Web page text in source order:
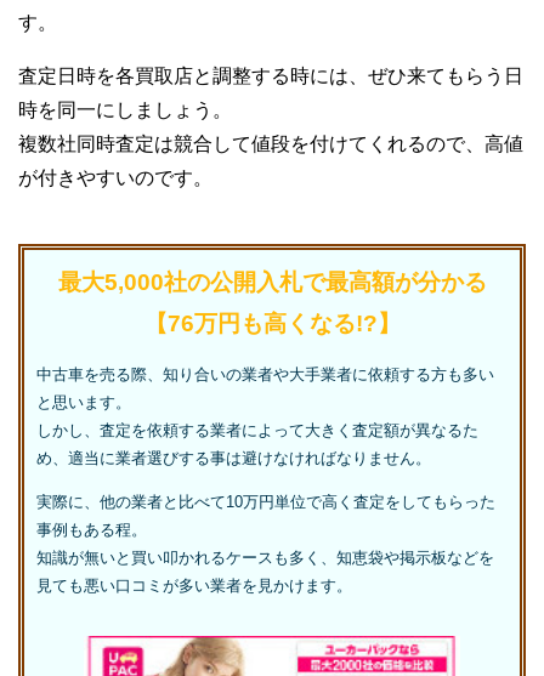
す。
査定日時を各買取店と調整する時には、ぜひ来てもらう日
時を同一にしましょう。
複数社同時査定は競合して値段を付けてくれるので、高値
が付きやすいのです。
最大5,000社の公開入札で最高額が分かる
【76万円も高くなる!?】
中古車を売る際、知り合いの業者や大手業者に依頼する方も多い
と思います。
しかし、査定を依頼する業者によって大きく査定額が異なるた
め、適当に業者選びする事は避けなければなりません。
実際に、他の業者と比べて10万円単位で高く査定をしてもらった
事例もある程。
知識が無いと買い叩かれるケースも多く、知恵袋や掲示板などを
見ても悪い口コミが多い業者を見かけます。